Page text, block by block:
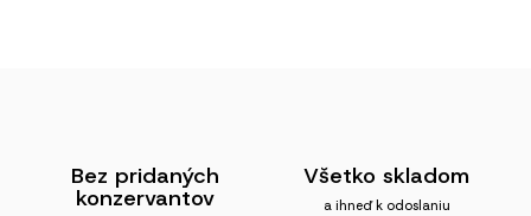
Bez pridaných
konzervantov
Všetko skladom
a ihneď k odoslaniu